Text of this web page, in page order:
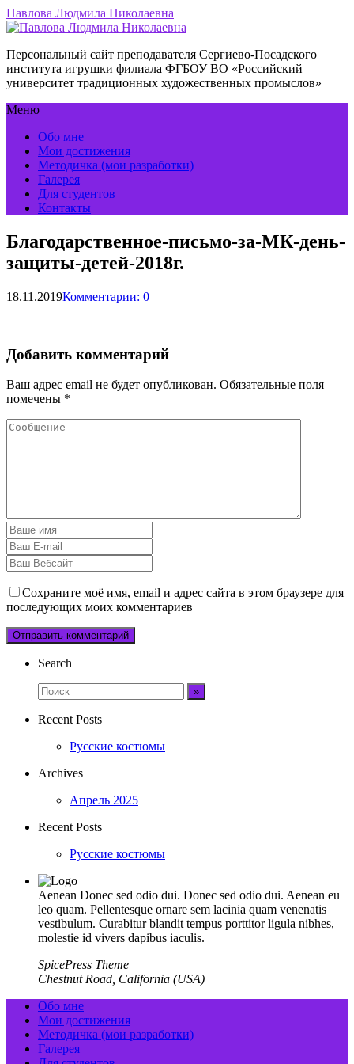
Павлова Людмила Николаевна
Персональный сайт преподавателя Сергиево-Посадского
института игрушки филиала ФГБОУ ВО «Российский
университет традиционных художественных промыслов»
Меню
Обо мне
Мои достижения
Методичка (мои разработки)
Галерея
Для студентов
Контакты
Благодарственное-письмо-за-МК-день-
защиты-детей-2018г.
18.11.2019Комментарии: 0
Добавить комментарий
Ваш адрес email не будет опубликован. Обязательные поля
помечены *
Сохраните моё имя, email и адрес сайта в этом браузере для
последующих моих комментариев
Search
Recent Posts
Русские костюмы
Archives
Апрель 2025
Recent Posts
Русские костюмы
Aenean Donec sed odio dui. Donec sed odio dui. Aenean eu
leo quam. Pellentesque ornare sem lacinia quam venenatis
vestibulum. Curabitur blandit tempus porttitor ligula nibhes,
molestie id vivers dapibus iaculis.
SpicePress Theme
Chestnut Road, California (USA)
Обо мне
Мои достижения
Методичка (мои разработки)
Галерея